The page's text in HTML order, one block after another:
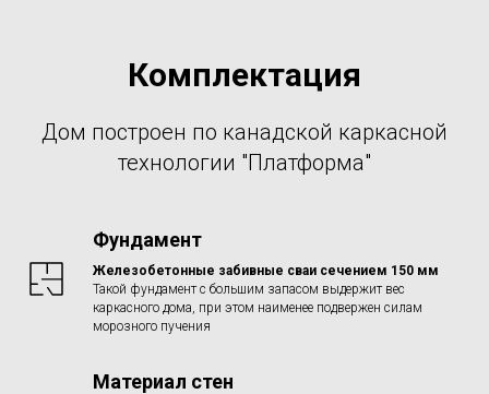
Комплектация
Дом построен по канадской каркасной
технологии "Платформа"
Фундамент
Железобетонные забивные сваи сечением 150 мм
Такой фундамент с большим запасом выдержит вес
каркасного дома, при этом наименее подвержен силам
морозного пучения
Материал стен